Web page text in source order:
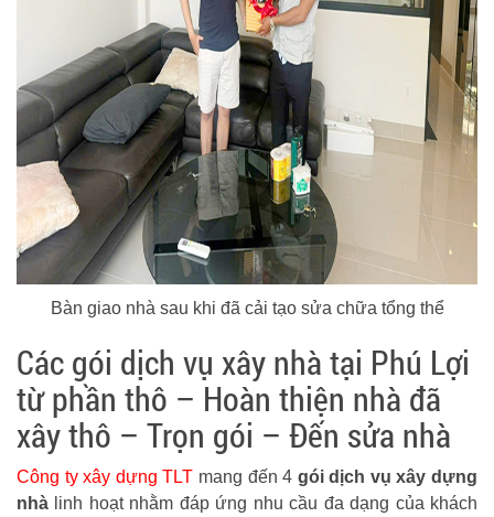
Bàn giao nhà sau khi đã cải tạo sửa chữa tổng thể
Các gói dịch vụ xây nhà tại Phú Lợi
từ phần thô – Hoàn thiện nhà đã
xây thô – Trọn gói – Đến sửa nhà
Công ty xây dựng TLT mang đến 4 gói dịch vụ xây dựng
nhà linh hoạt nhằm đáp ứng nhu cầu đa dạng của khách